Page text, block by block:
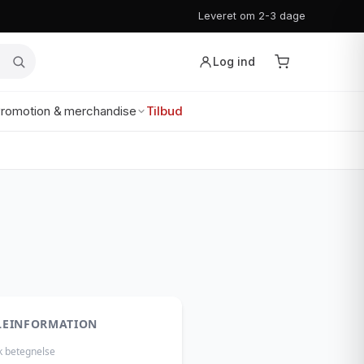
Leveret om 2-3 dage
Log ind
& merchandise Tilbud
betegnelse